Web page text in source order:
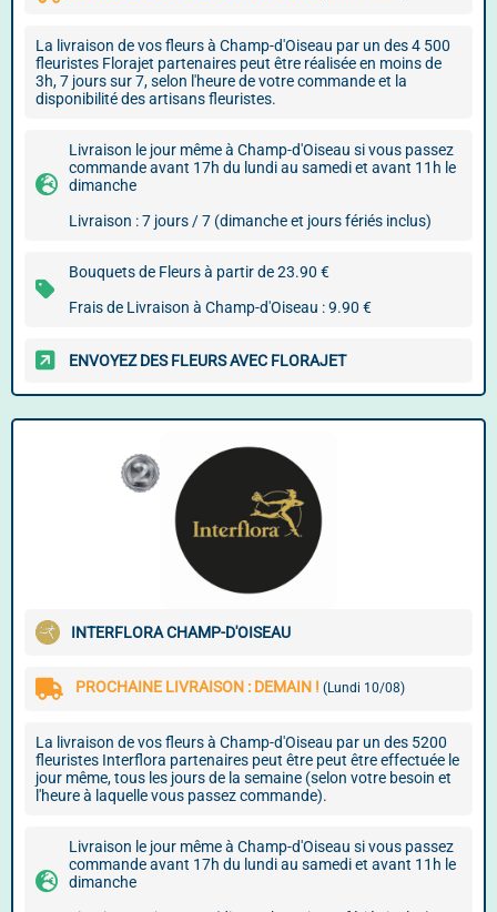
La livraison de vos fleurs à Champ-d'Oiseau par un des 4 500
fleuristes Florajet partenaires peut être réalisée en moins de
3h, 7 jours sur 7, selon l'heure de votre commande et la
disponibilité des artisans fleuristes.
Livraison le jour même à Champ-d'Oiseau si vous passez
commande avant 17h du lundi au samedi et avant 11h le
dimanche
Livraison : 7 jours / 7 (dimanche et jours fériés inclus)
Bouquets de Fleurs à partir de 23.90 €
Frais de Livraison à Champ-d'Oiseau : 9.90 €
ENVOYEZ DES FLEURS AVEC FLORAJET
INTERFLORA CHAMP-D'OISEAU
PROCHAINE LIVRAISON : DEMAIN ! (Lundi 10/08)
La livraison de vos fleurs à Champ-d'Oiseau par un des 5200
fleuristes Interflora partenaires peut être peut être effectuée le
jour même, tous les jours de la semaine (selon votre besoin et
l'heure à laquelle vous passez commande).
Livraison le jour même à Champ-d'Oiseau si vous passez
commande avant 17h du lundi au samedi et avant 11h le
dimanche